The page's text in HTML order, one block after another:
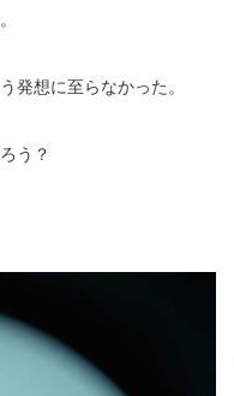
発想に至らなかった。
う？